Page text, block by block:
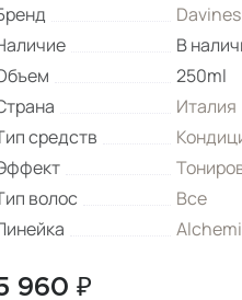
Davines
В
250ml
Италия
средств
волос
Все
960 ₽